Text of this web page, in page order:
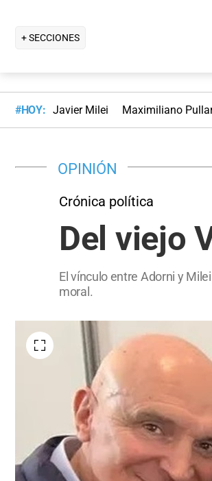
+ SECCIONES
#HOY: Javier Milei Maximiliano
OPINIÓN
Crónica política
Del viejo
El vínculo entre Adorni y
moral.